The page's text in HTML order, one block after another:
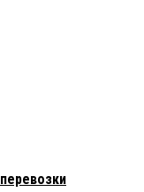
производимых в
типа руководимому
компанией,
на самых верхах) вами